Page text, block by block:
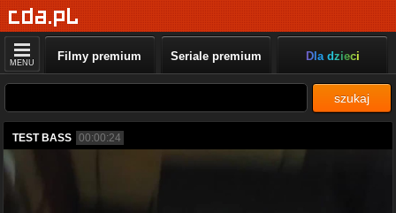
MENU Filmy premium Seriale premium Dla dzieci
szukaj
TEST BASS 00:00:24